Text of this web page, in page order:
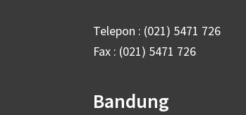
Telepon : (021) 5471 726
Fax : (021) 5471 726
Bandung